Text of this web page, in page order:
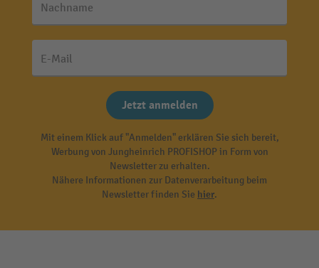
Nachname
E-Mail
Jetzt anmelden
Mit einem Klick auf "Anmelden" erklären Sie sich bereit,
Werbung von Jungheinrich PROFISHOP in Form von
Newsletter zu erhalten.
Nähere Informationen zur Datenverarbeitung beim
Newsletter finden Sie hier.